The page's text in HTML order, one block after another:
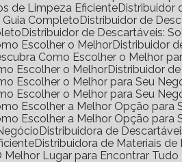
de Limpeza Eficiente
Guia Completo
Distribuidor de
Distribuidor de Descartáveis:
Escolher o Melhor
Distribuidor
Como Escolher o Melhor
Escolher o Melhor
Distribuidor
Escolher o Melhor para Seu
Escolher o Melhor para Seu
Escolher a Melhor Opção para
Escolher a Melhor Opção para
Distribuidora de
Distribuidora de Materiais
Melhor Lugar para Encontrar